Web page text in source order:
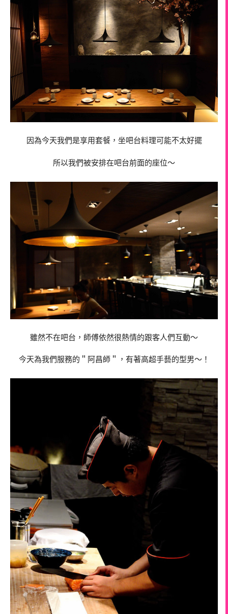
因為今天我們是享用套餐，坐吧台料理可能不太好擺
所以我們被安排在吧台前面的座位～
雖然不在吧台，師傅依然很熱情的跟客人們互動～
今天為我們服務的＂阿昌師＂，有著高超手藝的型男～！